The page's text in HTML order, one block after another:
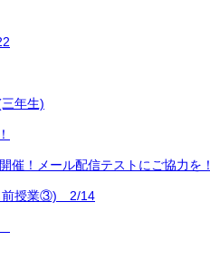
年生)
催！メール配信テストにご協力を！
前授業③) 2/14